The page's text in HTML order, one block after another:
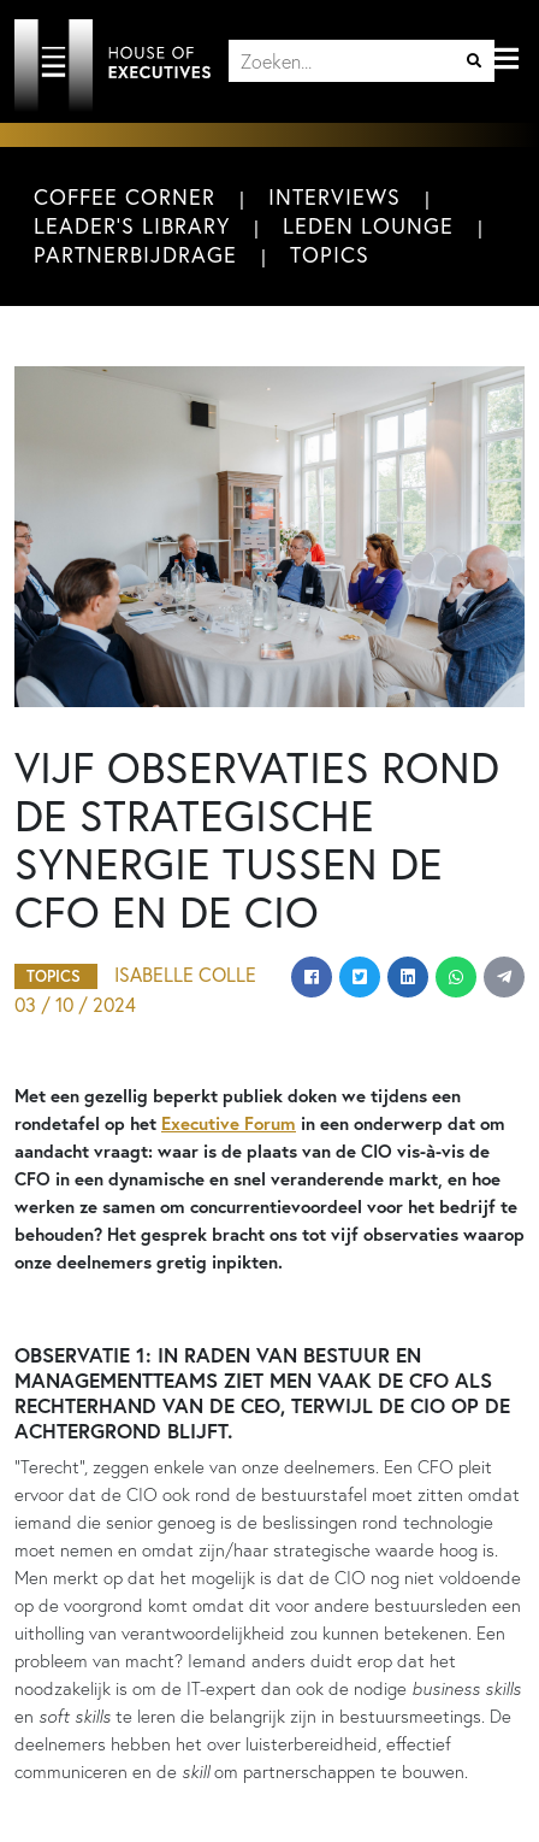
COFFEE CORNER
INTERVIEWS
LEADER'S LIBRARY
LEDEN LOUNGE
PARTNERBIJDRAGE
TOPICS
VIJF OBSERVATIES ROND
DE STRATEGISCHE
SYNERGIE TUSSEN DE
CFO EN DE CIO
TOPICS
ISABELLE COLLE
03 / 10 / 2024
Met een gezellig beperkt publiek doken we tijdens een
rondetafel op het Executive Forum in een onderwerp dat om
aandacht vraagt: waar is de plaats van de CIO vis-à-vis de
CFO in een dynamische en snel veranderende markt, en hoe
werken ze samen om concurrentievoordeel voor het bedrijf te
behouden? Het gesprek bracht ons tot vijf observaties waarop
onze deelnemers gretig inpikten.
OBSERVATIE 1: IN RADEN VAN BESTUUR EN
MANAGEMENTTEAMS ZIET MEN VAAK DE CFO ALS
RECHTERHAND VAN DE CEO, TERWIJL DE CIO OP DE
ACHTERGROND BLIJFT.
“Terecht”, zeggen enkele van onze deelnemers. Een CFO pleit
ervoor dat de CIO ook rond de bestuurstafel moet zitten omdat
iemand die senior genoeg is de beslissingen rond technologie
moet nemen en omdat zijn/haar strategische waarde hoog is.
Men merkt op dat het mogelijk is dat de CIO nog niet voldoende
op de voorgrond komt omdat dit voor andere bestuursleden een
uitholling van verantwoordelijkheid zou kunnen betekenen. Een
probleem van macht? Iemand anders duidt erop dat het
noodzakelijk is om de IT-expert dan ook de nodige business skills
en soft skills te leren die belangrijk zijn in bestuursmeetings. De
deelnemers hebben het over luisterbereidheid, effectief
communiceren en de skillom partnerschappen te bouwen.